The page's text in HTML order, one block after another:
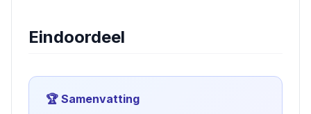
Eindoordeel
🏆 Samenvatting